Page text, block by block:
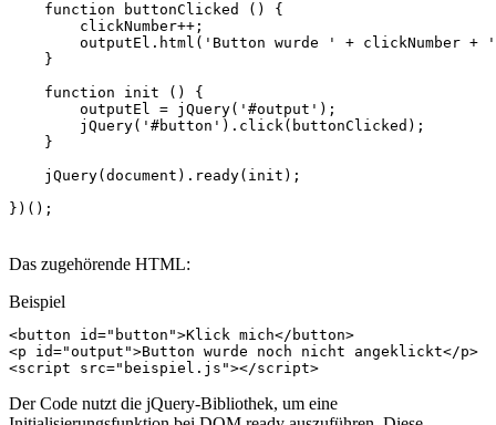
function
buttonClicked ()
{
clickNumber++ ;
outputEl . html ( 'Button wurde ' + clickNumber +
}
function
init ()
{
outputEl = jQuery( '#output' );
jQuery( '#button' ). click( buttonClicked );
}
jQuery( document ). ready( init );
})();
Das zugehörende HTML:
Beispiel
<button id="button">Klick mich</ button>
<p id="output">Button wurde noch nicht angeklickt</p>
<script src="beispiel.js"></script>
Der Code nutzt die jQuery-Bibliothek, um eine